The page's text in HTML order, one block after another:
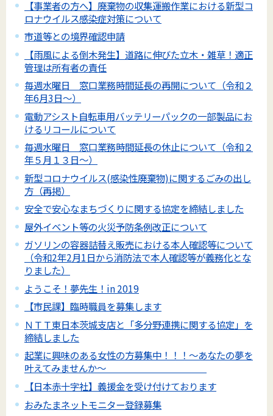
【事業者の方へ】廃棄物の収集運搬作業における新型コ
ロナウイルス感染症対策について
市道等との境界確認申請
【雨風による倒木発生】道路に伸びた立木・雑草！適正
管理は所有者の責任
毎週水曜日 窓口業務時間延長の再開について（令和２
年6月3日～）
電動アシスト自転車用バッテリーパックの一部製品にお
けるリコールについて
毎週水曜日 窓口業務時間延長の休止について（令和２
年５月１３日～）
新型コロナウイルス(感染性廃棄物)に関するごみの出し
方（再掲）
安全で安心なまちづくりに関する協定を締結しました
屋外イベント等の火災予防条例改正について
ガソリンの容器詰替え販売における本人確認等について
（令和2年2月1日から消防法で本人確認等が義務化とな
りました）
ようこそ！夢先生！in 2019
【市民課】臨時職員を募集します
ＮＴＴ東日本茨城支店と「多分野連携に関する協定」を
締結しました
起業に興味のある女性の方募集中！！！～あなたの夢を
叶えてみませんか～
【日本赤十字社】義援金を受け付けております
おみたまネットモニター登録募集